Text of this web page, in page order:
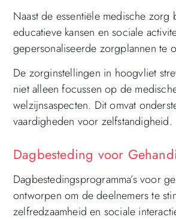
Naast de essentiële medische
educatieve kansen en sociale
gepersonaliseerde zorgplannen te
De zorginstellingen in hoogvliet
niet alleen focussen op de
welzijnsaspecten. Dit omvat
vaardigheden voor zelfstandigheid.
Dagbesteding voor
Dagbestedingsprogramma’s voor
ontworpen om de deelnemers te
zelfredzaamheid en sociale